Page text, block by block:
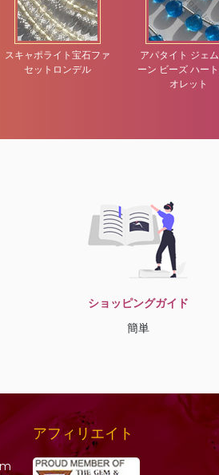
スキャポライト宝石ファ
セットロンデル
アパタイト ジェ
ーン ビーズ ハー
オレット
ショッピングガイド
簡単
アフィリエイト